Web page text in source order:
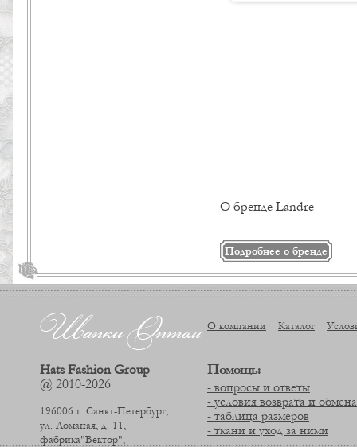
О бренде Landre
Подробнее о бренде
Hats Fashion Group
@ 2010-2026
196006 г. Санкт-Петербург,
ул. Ломаная, д. 11,
фабрика"Вектор",
О компании Каталог
Помощь:
- вопросы и ответы
- условия возврата и обмена
- таблица размеров
- ткани и уход за ними